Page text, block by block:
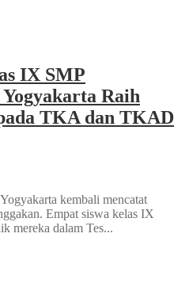
IX SMP
Raih
TKA dan TKAD
kembali mencatat
Empat siswa kelas IX
mereka dalam Tes...